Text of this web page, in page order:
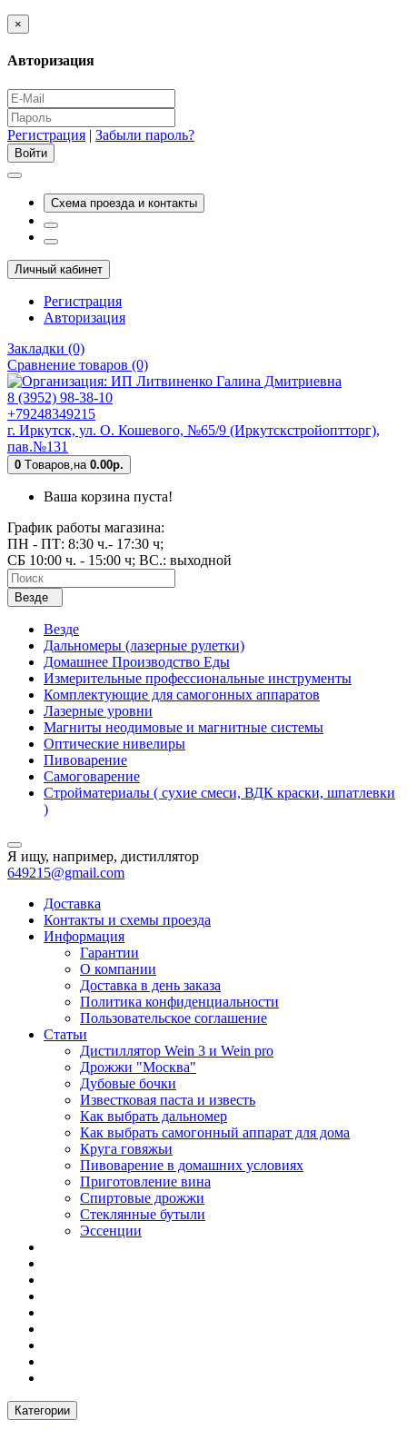
×
Авторизация
Регистрация | Забыли пароль?
Схема проезда и контакты
Личный кабинет
Регистрация
Авторизация
Закладки (0)
Сравнение товаров (0)
8 (3952) 98-38-10
+79248349215
г. Иркутск, ул. О. Кошевого, №65/9 (Иркутскстройоптторг),
пав.№131
0 Tоваров, на 0.00р.
Ваша корзина пуста!
График работы магазина:
ПН - ПТ: 8:30 ч.- 17:30 ч;
СБ 10:00 ч. - 15:00 ч; ВС.: выходной
Везде
Везде
Дальномеры (лазерные рулетки)
Домашнее Производство Еды
Измерительные профессиональные инструменты
Комплектующие для самогонных аппаратов
Лазерные уровни
Магниты неодимовые и магнитные системы
Оптические нивелиры
Пивоварение
Самоговарение
Стройматериалы ( сухие смеси, ВДК краски, шпатлевки
)
Я ищу, например, дистиллятор
649215@gmail.com
Доставка
Контакты и схемы проезда
Информация
Гарантии
О компании
Доставка в день заказа
Политика конфиденциальности
Пользовательское соглашение
Статьи
Дистиллятор Wein 3 и Wein pro
Дрожжи "Москва"
Дубовые бочки
Известковая паста и известь
Как выбрать дальномер
Как выбрать самогонный аппарат для дома
Круга говяжьи
Пивоварение в домашних условиях
Приготовление вина
Спиртовые дрожжи
Стеклянные бутыли
Эссенции
Категории